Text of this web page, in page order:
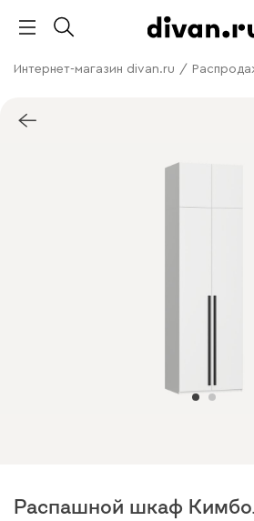
Интернет-магазин divan.ru /
Распашной шкаф